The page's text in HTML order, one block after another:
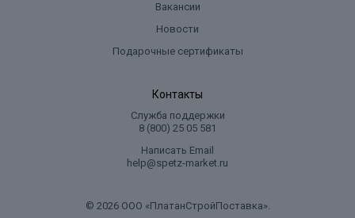
Вакансии
Новости
Подарочные сертификаты
Контакты
Служба поддержки
8 (800) 25 05 581
Написать Email
help@spetz-market.ru
© 2026 ООО «ПлатанСтройПоставка».